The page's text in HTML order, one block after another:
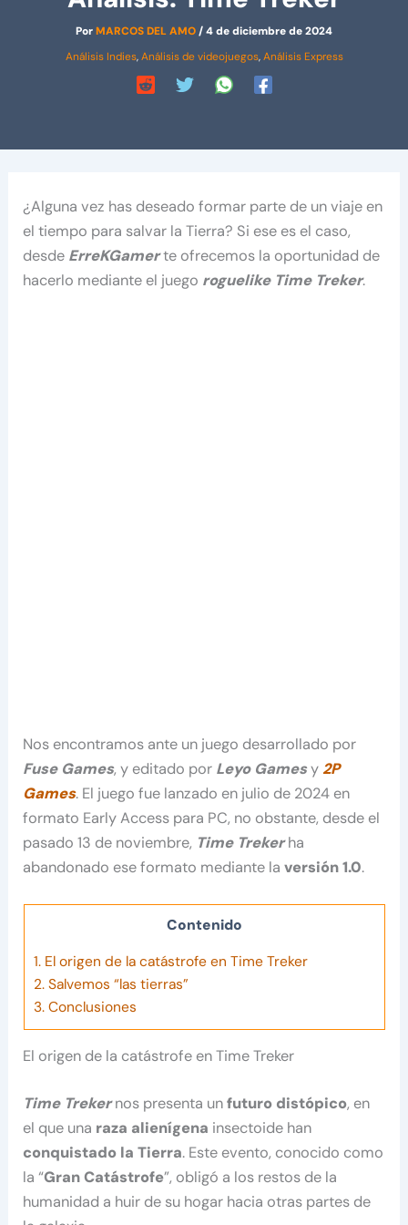
PorMARCOS DEL AMO/4 de diciembre de 2024
Análisis Indies,Análisis de videojuegos,Análisis Express
¿Alguna vez has deseado formar parte de un viaje en
el tiempo para salvar la Tierra? Si ese es el caso,
desde ErreKGamerte ofrecemos la oportunidad de
hacerlo mediante el juego roguelike Time Treker.
Nos encontramos ante un juego desarrollado por
Fuse Games, y editado por Leyo Gamesy2P
Games. El juego fue lanzado en julio de 2024 en
formato Early Access para PC, no obstante, desde el
pasado 13 de noviembre, Time Trekerha
abandonado ese formato mediante laversión 1.0.
Contenido
1.El origen de la catástrofe en Time Treker
2.Salvemos “las tierras”
3.Conclusiones
El origen de la catástrofe en Time Treker
Time Trekernos presenta unfuturo distópico, en
el que una raza alienígena insectoide han
conquistado la Tierra. Este evento, conocido como
la “Gran Catástrofe”, obligó a los restos de la
humanidad a huir de su hogar hacia otras partes de